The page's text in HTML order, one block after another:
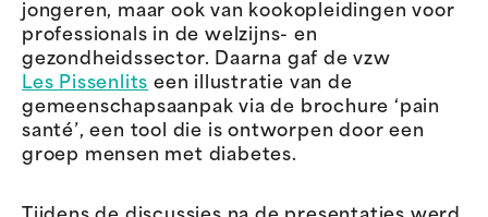
jongeren, maar ook van kookopleidingen voor
professionals in de welzijns- en
gezondheidssector. Daarna gaf de vzw
Les Pissenlits een illustratie van de
gemeenschapsaanpak via de brochure ‘pain
santé’, een tool die is ontworpen door een
groep mensen met diabetes.